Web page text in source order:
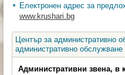
Електронен адрес за
www.krushari.bg
Център за административно
административно обслужване
Административни звена, в